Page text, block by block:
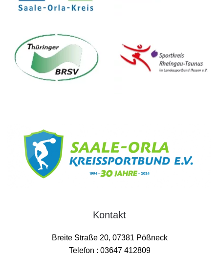
Kontakt
Breite Straße 20, 07381 Pößneck
Telefon : 03647 412809